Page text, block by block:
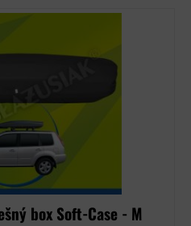
box Soft-Case - M